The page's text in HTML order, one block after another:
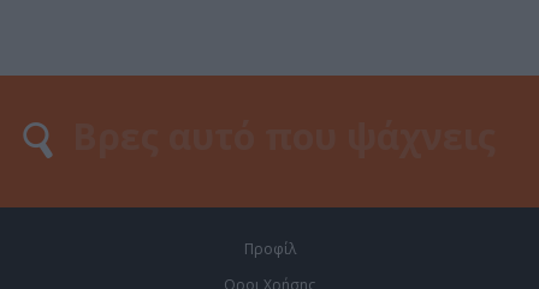
Προφίλ
Οροι Χρήσης